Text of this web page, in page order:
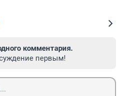
комментария.
первым!